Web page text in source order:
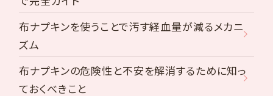
布ナプキンを使うことで汚す経血量が減るメカニ
ズム
布ナプキンの危険性と不安を解消するために知っ
ておくべきこと